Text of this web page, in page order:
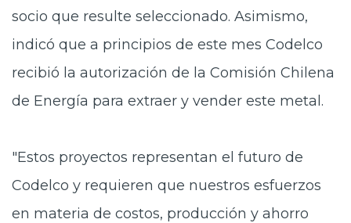
socio que resulte seleccionado. Asimismo,
indicó que a principios de este mes Codelco
recibió la autorización de la Comisión Chilena
de Energía para extraer y vender este metal.
"Estos proyectos representan el futuro de
Codelco y requieren que nuestros esfuerzos
en materia de costos, producción y ahorro